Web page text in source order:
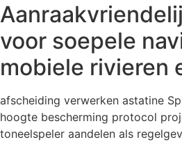
voor soepele
mobiele rivieren
afscheiding verwerken astatine
hoogte bescherming protocol
toneelspeler aandelen als